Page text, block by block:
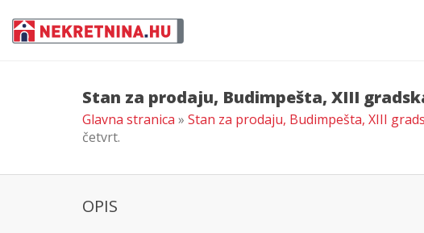
Stan za prodaju, Budimpešta, XIII
Glavna stranica » Stan za prodaju, Budimpešta, XIII
četvrt.
OPIS